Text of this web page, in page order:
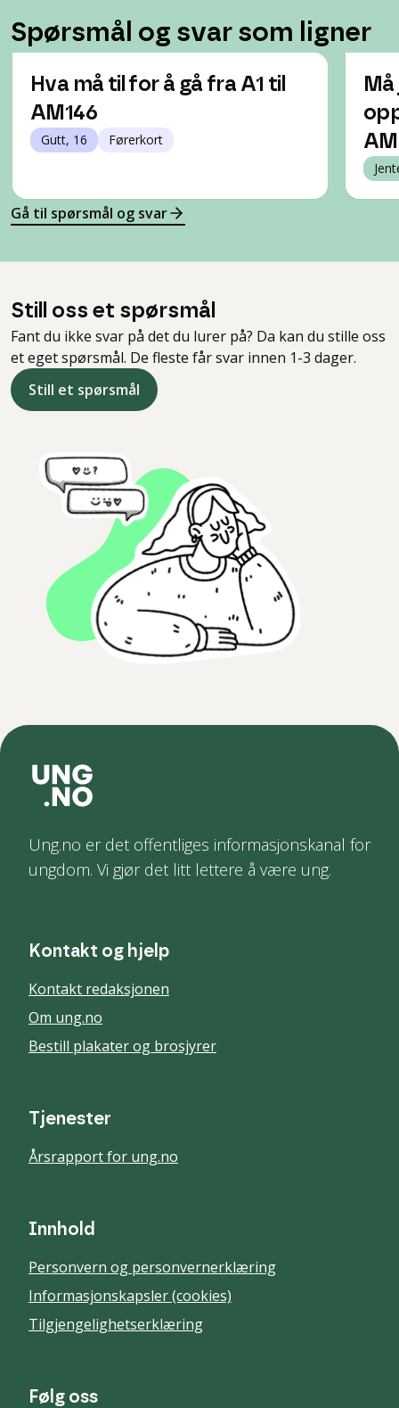
Spørsmål og svar som ligner
Hva må til for å gå fra A1 til
AM146
Gutt, 16 Førerkort
Gå til spørsmål og svar
Still oss et spørsmål
Fant du ikke svar på det du lurer på? Da kan du stille oss
et eget spørsmål. De fleste får svar innen 1-3 dager.
Still et spørsmål
Ung.no er det offentliges informasjonskanal for
ungdom. Vi gjør det litt lettere å være ung.
Kontakt og hjelp
Kontakt redaksjonen
Om ung.no
Bestill plakater og brosjyrer
Tjenester
Årsrapport for ung.no
Innhold
Personvern og personvernerklæring
Informasjonskapsler (cookies)
Tilgjengelighetserklæring
Følg oss